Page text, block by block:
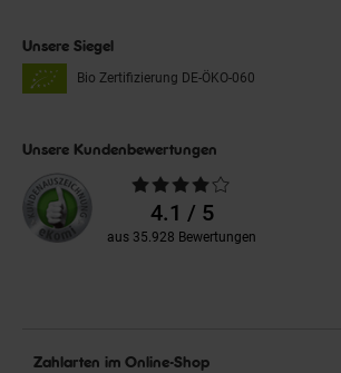
Unsere Siegel
Bio Zertifizierung DE-ÖKO-060
Unsere Kundenbewertungen
Durchschnittliche
Bewertungen4.1 / 5
aus 35.928 Bewertungen
Zahlarten im Online-Shop